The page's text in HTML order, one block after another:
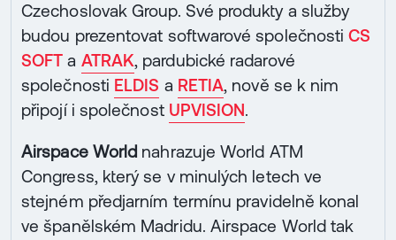
Czechoslovak Group. Své produkty a služby
budou prezentovat softwarové společnostiCS
SOFT a ATRAK, pardubické radarové
společnosti ELDIS a RETIA, nově se k nim
připojí i společnost UPVISION.
Airspace World nahrazuje World ATM
Congress, který se v minulých letech ve
stejném předjarním termínu pravidelně konal
ve španělském Madridu. Airspace World tak